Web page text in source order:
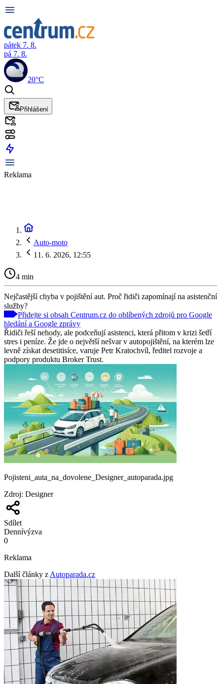
pátek 7. 8.
pá 7. 8.
20°C
Přihlášení
Reklama
Auto-moto
11. 6. 2026, 12:55
4 min
Nejčastější chyba v pojištění aut. Proč řidiči zapomínají na asistenční
služby?
Přidejte si obsah Centrum.cz do oblíbených zdrojů pro Google
hledání a Google zprávy
Řidiči řeší nehody, ale podceňují asistenci, která přitom v krizi šetří
stres i peníze. Že jde o největší nešvar v autopojištění, na kterém lze
levně získat desetitisíce, varuje Petr Kratochvíl, ředitel rozvoje a
podpory produktu Broker Trust.
Pojisteni_auta_na_dovolene_Designer_autoparada.jpg
Zdroj: Designer
Sdílet
Dennívýzva
0
Reklama
Další články z Autoparada.cz